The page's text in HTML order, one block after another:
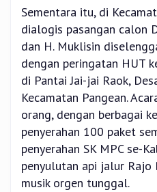
Sementara itu, di
dialogis pasangan calon
dan H. Muklisin
dengan peringatan HUT
di Pantai Jai-jai Raok,
Kecamatan Pangean.
orang, dengan berbagai
penyerahan 100 paket
penyerahan SK MPC se-
penyulutan api jalur Rajo
musik orgen tunggal.